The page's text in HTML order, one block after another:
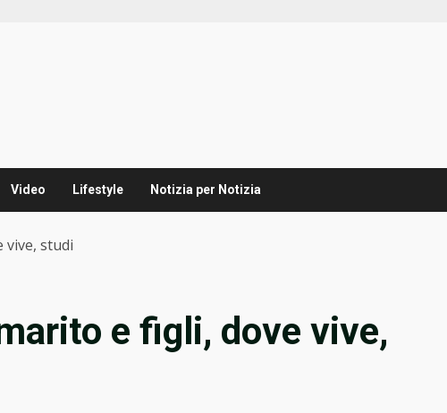
Video Lifestyle Notizia per Notizia
vive, studi
e figli, dove vive,